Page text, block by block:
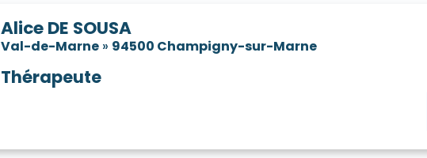
Alice DE SOUSA
Val-de-Marne » 94500 Champigny-sur-Marne
Thérapeute